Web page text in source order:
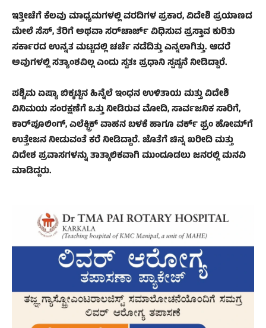
ಇತ್ತೀಚೆಗೆ ಕೆಲವು ಮಾಧ್ಯಮಗಳಲ್ಲಿ ವರದಿಗಳ ಪ್ರಕಾರ, ವಿದೇಶಿ ಪ್ರಯಾಣದ
ಮೇಲೆ ಸೆಸ್, ತೆರಿಗೆ ಅಥವಾ ಸರ್‌ಚಾರ್ಜ್ ವಿಧಿಸುವ ಪ್ರಸ್ತಾವ ಕುರಿತು
ಸರ್ಕಾರದ ಉನ್ನತ ಮಟ್ಟದಲ್ಲಿ ಚರ್ಚೆ ನಡೆದಿತ್ತು ಎನ್ನಲಾಗಿತ್ತು. ಆದರೆ
ಅವುಗಳಲ್ಲಿ ಸತ್ಯಾಂಶವಿಲ್ಲ ಎಂದು ಸ್ವತಃ ಪ್ರಧಾನಿ ಸ್ಪಷ್ಟನೆ ನೀಡಿದ್ದಾರೆ.
ಪಶ್ಚಿಮ ಏಷ್ಯಾ ಬಿಕ್ಕಟ್ಟಿನ ಹಿನ್ನೆಲೆ ಇಂಧನ ಉಳಿತಾಯ ಮತ್ತು ವಿದೇಶಿ
ವಿನಿಮಯ ಸಂರಕ್ಷಣೆಗೆ ಒತ್ತು ನೀಡಿರುವ ಮೋದಿ, ಸಾರ್ವಜನಿಕ ಸಾರಿಗೆ,
ಕಾರ್‌ಪೂಲಿಂಗ್‌, ಎಲೆಕ್ಟ್ರಿಕ್ ವಾಹನ ಬಳಕೆ ಹಾಗೂ ವರ್ಕ್ ಫ್ರಂ ಹೋಮ್‌ಗೆ
ಉತ್ತೇಜನ ನೀಡುವಂತೆ ಕರೆ ನೀಡಿದ್ದಾರೆ. ಜೊತೆಗೆ ಚಿನ್ನ ಖರೀದಿ ಮತ್ತು
ವಿದೇಶ ಪ್ರವಾಸಗಳನ್ನು ತಾತ್ಕಾಲಿಕವಾಗಿ ಮುಂದೂಡಲು ಜನರಲ್ಲಿ ಮನವಿ
ಮಾಡಿದ್ದರು.